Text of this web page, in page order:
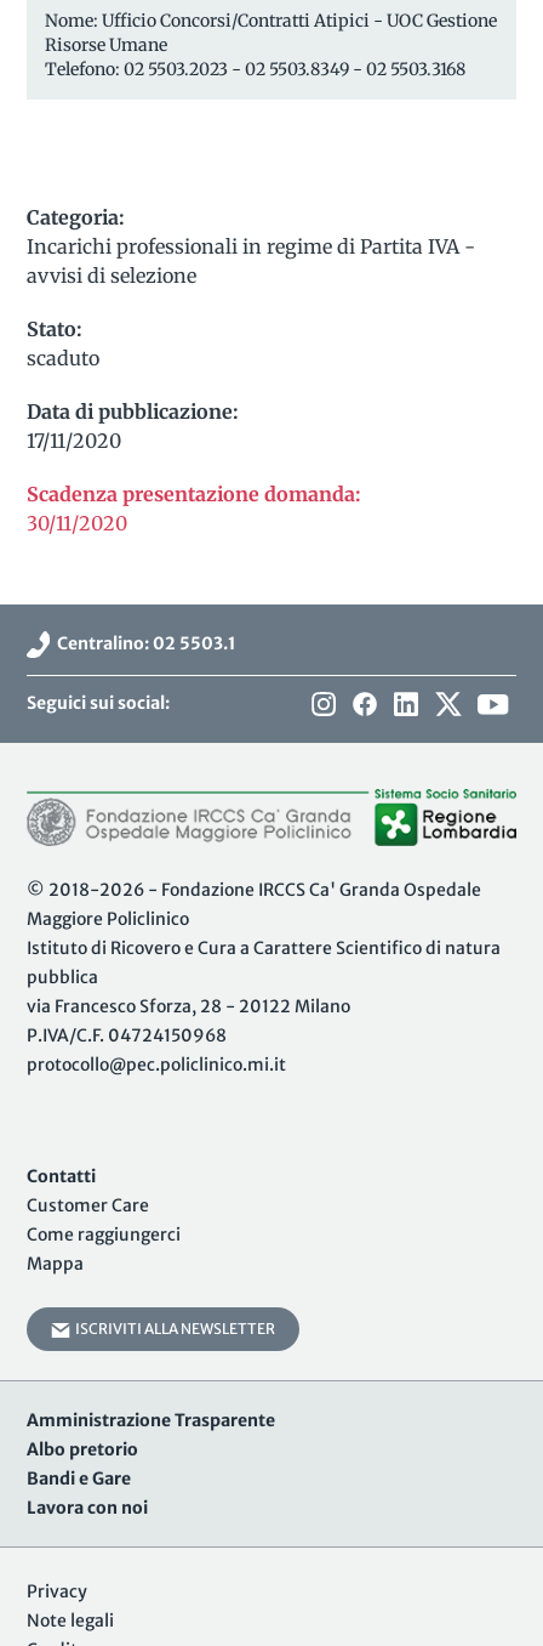
Nome: Ufficio Concorsi/Contratti Atipici - UOC Gestione
Risorse Umane
Telefono: 02 5503.2023 - 02 5503.8349 - 02 5503.3168
Categoria:
Incarichi professionali in regime di Partita IVA -
avvisi di selezione
Stato:
scaduto
Data di pubblicazione:
17/11/2020
Scadenza presentazione domanda:
30/11/2020
Centralino: 02 5503.1
Seguici sui social:
© 2018-2026 - Fondazione IRCCS Ca' Granda Ospedale
Maggiore Policlinico
Istituto di Ricovero e Cura a Carattere Scientifico di natura
pubblica
via Francesco Sforza, 28 - 20122 Milano
P.IVA/C.F. 04724150968
protocollo@pec.policlinico.mi.it
Contatti
Customer Care
Come raggiungerci
Mappa
ISCRIVITI ALLA NEWSLETTER
Amministrazione Trasparente
Albo pretorio
Bandi e Gare
Lavora con noi
Privacy
Note legali